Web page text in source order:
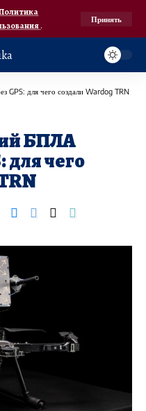
.
Принять
GPS: для чего создали Wardog TRN
БПЛА
для чего